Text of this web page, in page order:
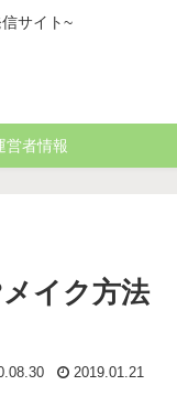
サイト~
営者情報
イク方法
2019.01.21